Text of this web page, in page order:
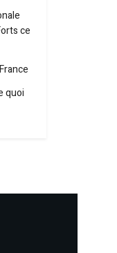
ce
quoi